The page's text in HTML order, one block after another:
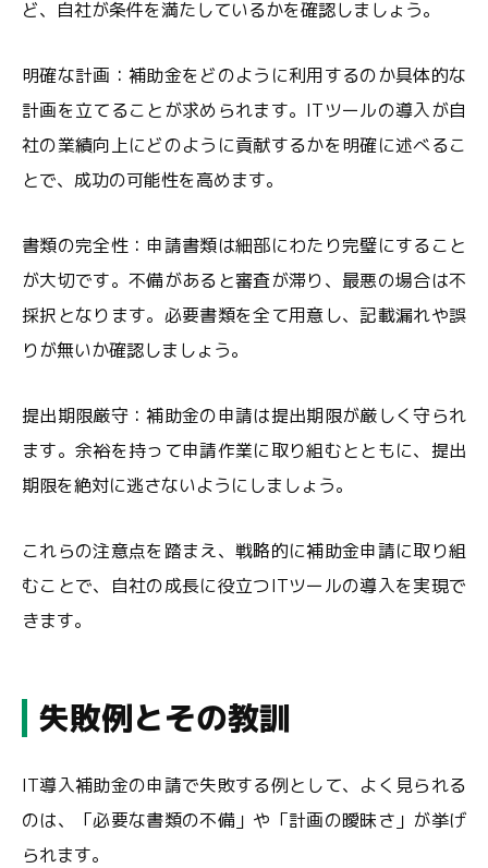
ど、自社が条件を満たしているかを確認しましょう。
明確な計画：補助金をどのように利用するのか具体的な
計画を立てることが求められます。ITツールの導入が自
社の業績向上にどのように貢献するかを明確に述べるこ
とで、成功の可能性を高めます。
書類の完全性：申請書類は細部にわたり完璧にすること
が大切です。不備があると審査が滞り、最悪の場合は不
採択となります。必要書類を全て用意し、記載漏れや誤
りが無いか確認しましょう。
提出期限厳守：補助金の申請は提出期限が厳しく守られ
ます。余裕を持って申請作業に取り組むとともに、提出
期限を絶対に逃さないようにしましょう。
これらの注意点を踏まえ、戦略的に補助金申請に取り組
むことで、自社の成長に役立つITツールの導入を実現で
きます。
失敗例とその教訓
IT導入補助金の申請で失敗する例として、よく見られる
のは、「必要な書類の不備」や「計画の曖昧さ」が挙げ
られます。